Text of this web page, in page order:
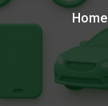
Home